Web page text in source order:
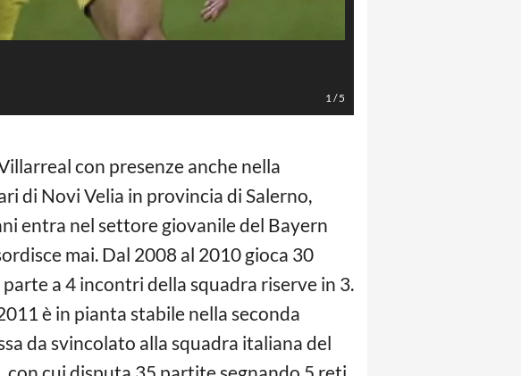
1/5
con presenze anche nella
di Novi Velia in provincia di Salerno,
entra nel settore giovanile del Bayern
mai. Dal 2008 al 2010 gioca 30
a 4 incontri della squadra riserve in 3.
è in pianta stabile nella seconda
da svincolato alla squadra italiana del